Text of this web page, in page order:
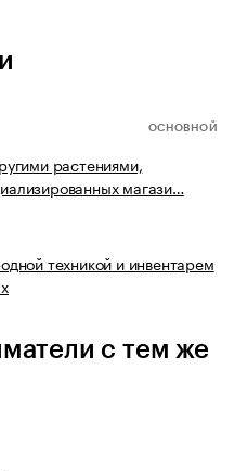
ОСНОВНОЙ
растениями,
магази…
техникой и инвентарем
с тем же